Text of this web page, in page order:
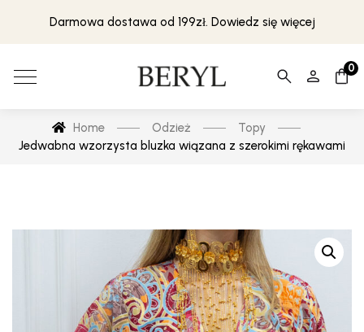
Darmowa dostawa od 199zł. Dowiedz się więcej
0
Home Odzież
Topy
Jedwabna wzorzysta bluzka wiązana z szerokimi rękawami